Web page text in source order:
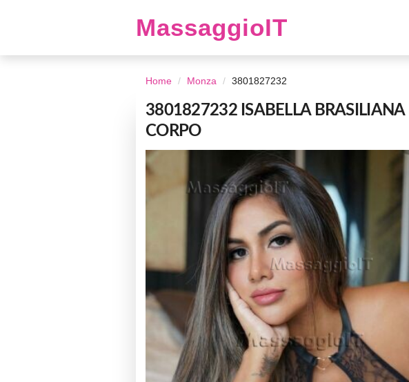
MassaggioIT
Home Monza 3801827232
3801827232 ISABELLA BRASILIANA
CORPO